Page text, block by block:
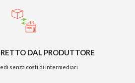
DAL PRODUTTORE
senza costi di intermediari